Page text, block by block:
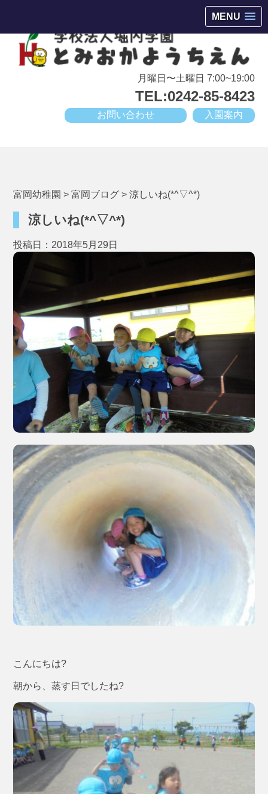
MENU
月曜日〜土曜日 7:00~19:00
TEL:0242-85-8423
入園案内
お問い合わせ
富岡幼稚園 >富岡ブログ >涼しいね(*^▽^*)
涼しいね(*^▽^*)
投稿日：2018年5月29日
こんにちは?
朝から、蒸す日でしたね?